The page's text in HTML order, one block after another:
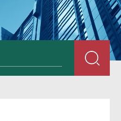
变送器GPA-A2-F1-P2-O3 变送器